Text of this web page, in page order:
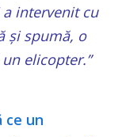
intervenit cu
și spumă, o
elicopter.”